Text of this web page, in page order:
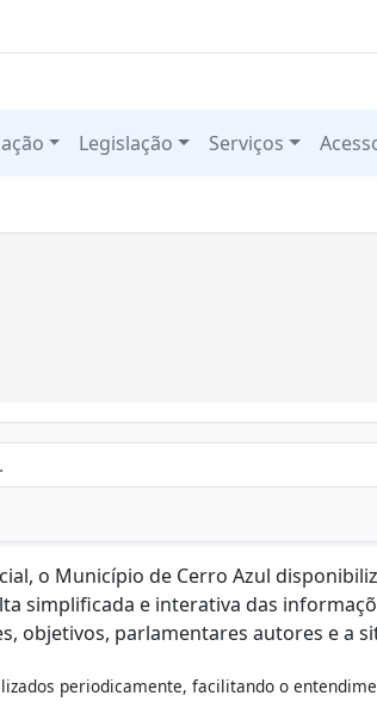
Legislação Serviços
o Município de Cerro Azul
simplificada e interativa das
objetivos, parlamentares autores e a
periodicamente, facilitando o